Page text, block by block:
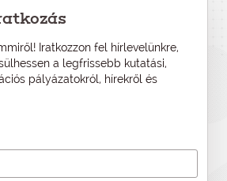
Iratkozzon fel hírlevelünkre,
a legfrissebb kutatási,
pályázatokról, hírekről és